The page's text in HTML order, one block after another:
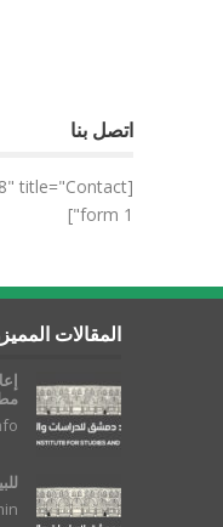
اتصل بنا
title="Contact
form 1"]
المقالات